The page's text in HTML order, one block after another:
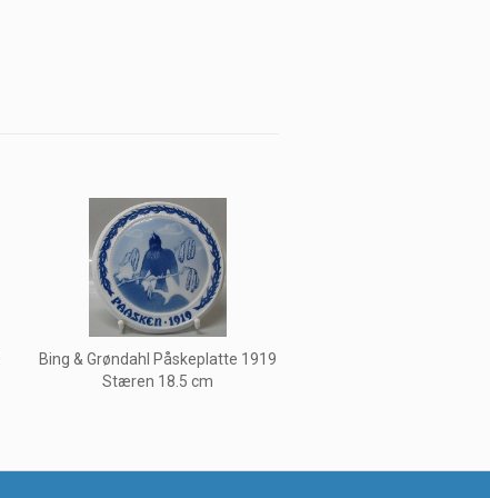
Bing & Grøndahl Påskeplatte 1919
Stæren 18.5 cm